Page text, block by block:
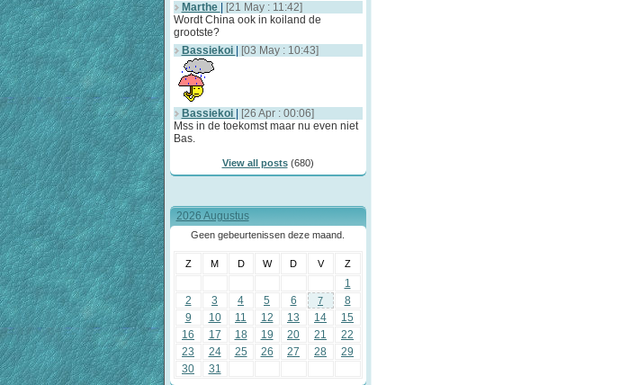
Marthe
[21 May : 11:42]
Wordt China ook in koiland de
grootste?
Bassiekoi
[03 May : 10:43]
Bassiekoi
[26 Apr : 00:06]
Mss in de toekomst maar nu even niet
Bas.
View all posts(680)
2026 Augustus
Geen gebeurtenissen deze maand.
Z M D W D V Z
1
2
3 4 5 6 7
8
9
10 11 12 13 14
15
16
17 18 19 20 21
22
23
24 25 26 27 28
29
30
31